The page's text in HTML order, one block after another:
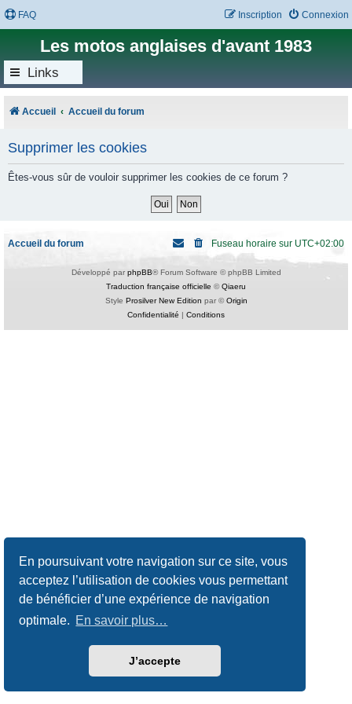
En poursuivant votre navigation sur ce site, vous
acceptez l’utilisation de cookies vous permettant
de bénéficier d’une expérience de navigation
optimale. En savoir plus…
J’accepte
FAQ Connexion
Inscription
Les motos anglaises d'avant 1983
Links
Accueil Accueil du forum
Supprimer les cookies
Êtes-vous sûr de vouloir supprimer les cookies de ce forum ?
Accueil du forum Fuseau horaire sur UTC+02:00
Développé par phpBB® Forum Software © phpBB Limited
Traduction française officielle ©Qiaeru
Style Prosilver New Edition par ©Origin
Confidentialité | Conditions